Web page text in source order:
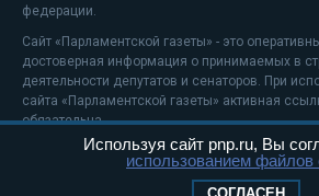
федерации.
Сайт «Парламентской газеты» - это
достоверная информация о принимаемых в
деятельности депутатов и сенаторов. При
сайта «Парламентской газеты» активная
обязательна.
На информационном ресурсе применяются
Положение о защите персональных данных
Используя сайт pnp.ru, Вы
использованием файлов